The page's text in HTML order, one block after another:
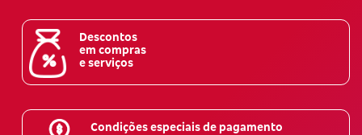
Descontos
em compras
e serviços
Condições especiais de pagamento